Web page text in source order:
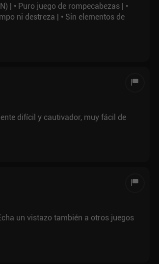
| • Puro juego de rompecabezas | •
ni destreza | • Sin elementos de
difícil y cautivador, muy fácil de
un vistazo también a otros juegos